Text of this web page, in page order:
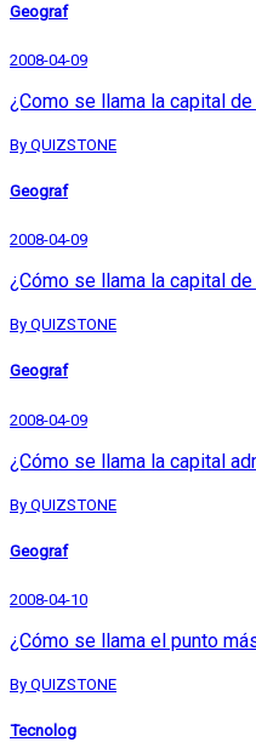
Geograf
2008-04-09
¿Como se llama la capital
By QUIZSTONE
Geograf
2008-04-09
¿Cómo se llama la capital de
By QUIZSTONE
Geograf
2008-04-09
¿Cómo se llama la capital
By QUIZSTONE
Geograf
2008-04-10
¿Cómo se llama el punto
By QUIZSTONE
Tecnolog